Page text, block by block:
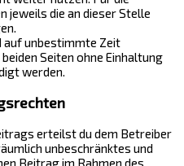
jeweils die an dieser Stelle
unbestimmte Zeit
Seiten ohne Einhaltung
werden.
erteilst du dem Betreiber
unbeschränktes und
Beitrag im Rahmen des